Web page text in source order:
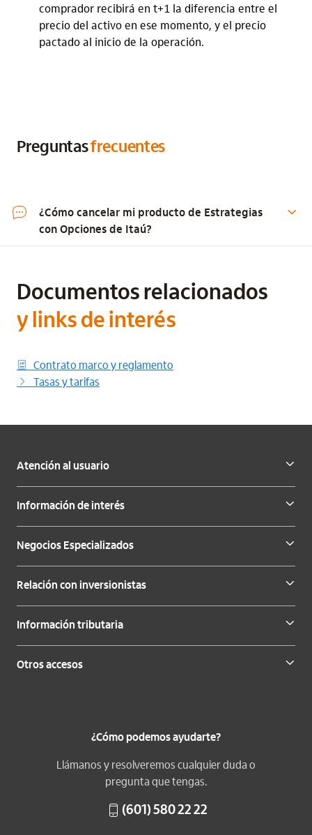
comprador recibirá en t+1 la diferencia entre el
precio del activo en ese momento, y el precio
pactado al inicio de la operación.
Preguntasfrecuentes
¿Cómo cancelar mi producto de Estrategias
con Opciones de Itaú?
Documentos relacionados
y links de interés
Contrato marco y reglamento
Tasas y tarifas
Atención al usuario
Información de interés
Negocios Especializados
Relación con inversionistas
Información tributaria
Otros accesos
¿Cómo podemos ayudarte?
Llámanos y resolveremos cualquier duda o
pregunta que tengas.
(601) 580 22 22